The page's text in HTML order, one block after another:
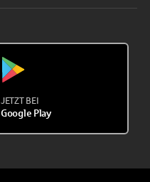
JETZT BEI
Google Play